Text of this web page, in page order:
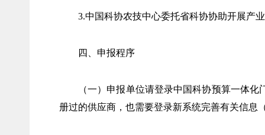
3.中国科协农技中心委托省科协协助开展产
四、申报程序
（一）申报单位请登录中国科协预算一体化
册过的供应商，也需要登录新系统完善有关信息